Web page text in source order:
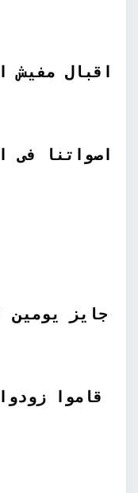
اقبال مفيش
اصواتنا فى
جايز يومين
قاموا